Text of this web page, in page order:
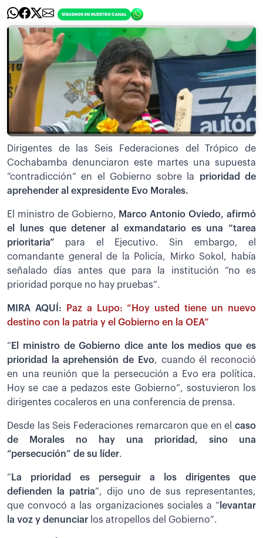
Dirigentes de las Seis Federaciones del Trópico de
Cochabamba denunciaron este martes una supuesta
“contradicción” en el Gobierno sobre la prioridad de
aprehender al expresidente Evo Morales.
El ministro de Gobierno, Marco Antonio Oviedo, afirmó
el lunes que detener al exmandatario es una “tarea
prioritaria” para el Ejecutivo. Sin embargo, el
comandante general de la Policía, Mirko Sokol, había
señalado días antes que para la institución “no es
prioridad porque no hay pruebas”.
MIRA AQUÍ:
Paz a Lupo: “Hoy usted tiene un nuevo
destino con la patria y el Gobierno en la OEA”
“ El ministro de Gobierno dice ante los medios que es
prioridad la aprehensión de Evo, cuando él reconoció
en una reunión que la persecución a Evo era política.
Hoy se cae a pedazos este Gobierno”, sostuvieron los
dirigentes cocaleros en una conferencia de prensa.
Desde las Seis Federaciones remarcaron que en el caso
de Morales no hay una prioridad, sino una
“persecución” de su líder.
“ La prioridad es perseguir a los dirigentes que
defienden la patria”, dijo uno de sus representantes,
que convocó a las organizaciones sociales a “ levantar
la voz y denunciar los atropellos del Gobierno”.